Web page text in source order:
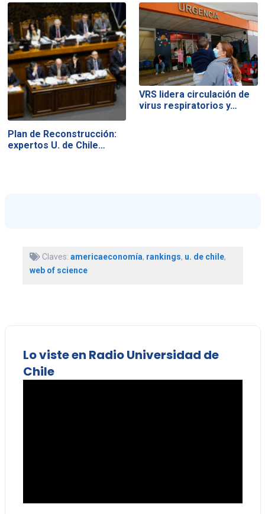
Plan de Reconstrucción:
expertos U. de Chile…
VRS lidera circulación de
virus respiratorios y…
Claves: americaeconomía, rankings, u. de chile,
web of science
Lo viste en Radio Universidad de
Chile